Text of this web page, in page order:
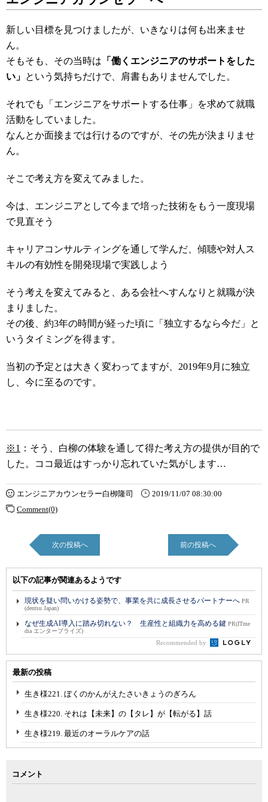
新しい目標を見つけましたが、いきなりは何も出来ませ
ん。
そもそも、その当時は 「働くエンジニアのサポートをした
い」 という気持ちだけで、肩書もありませんでした。
それでも「エンジニアをサポートする仕事」を求めて就職
活動をしていました。
なんとか面接までは行けるのですが、その先が決まりませ
ん。
そこで考え方を変えてみました。
今は、エンジニアとして今まで培った技術をもう一度現場
で見直そう
キャリアコンサルティングを通して学んだ、傾聴や対人ス
キルの有効性を開発現場で実践しよう
そう考えを変えてみると、ある会社へすんなりと就職が決
まりました。
その後、約3年の時間が経った頃に「独立するなら今だ」と
いうタイミングを得ます。
当初の予定とは大きく変わってますが、2019年9月に独立
し、今に至るのです。
※1 ：そう、白柳の体験を通して得た考え方の提供が目的で
した。ココ最近はすっかり忘れていた気がします…
エンジニアカウンセラー白栁隆司
2019/11/07 08:30:00
Comment(0)
次の投稿へ 前の投稿へ
以下の記事が関連あるようです
現状を疑い問いかける姿勢で、事業を共に成長させるパートナーへ PR
(dentsu Japan)
なぜ生成AI導入に踏み切れない？ 生産性と組織力を高める鍵 PR(ITme
dia エンタープライズ)
Recommended by
最新の投稿
生き様221. ぼくのかんがえたさいきょうのぎろん
生き様220. それは【未来】の【タレ】が【転がる】話
生き様219. 最近のオーラルケアの話
コメント